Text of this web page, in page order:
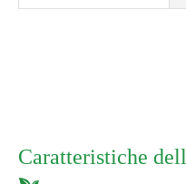
Caratteristiche